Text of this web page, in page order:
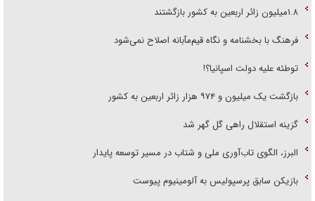
۱.۸میلیون زائر اربعین به کشور بازگشتند
فرهنگ با بخشنامه و نگاه قیم‌مآبانه اصلاح نمی‌شود
توطئه علیه دولت اسپانیا؟!
بازگشت یک میلیون و ۹۷۴ هزار زائر اربعین به کشور
گزینه استقلال راهی گل گهر شد
البرز، الگوی تاب‌آوری ملی و شتاب در مسیر توسعه پایدار
بازیکن سابق پرسپولیس به آلومینیوم پیوست